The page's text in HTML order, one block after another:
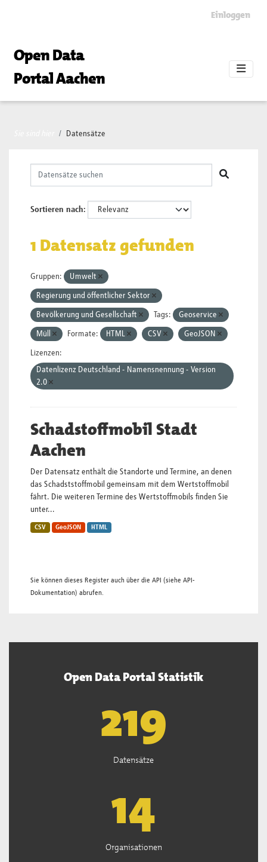
Einloggen
Open Data
Portal Aachen
Datensätze
Sortieren nach
1 Datensatz gefunden
Gruppen: Umwelt
Regierung und öffentlicher Sektor
Bevölkerung und Gesellschaft Tags: Geoservice
Müll Formate: HTML CSV GeoJSON
Lizenzen:
Datenlizenz Deutschland - Namensnennung - Version
2.0
Schadstoffmobil Stadt
Aachen
Der Datensatz enthält die Standorte und Termine, an denen
das Schadststoffmobil gemeinsam mit dem Wertstoffmobil
fährt. Die weiteren Termine des Wertstoffmobils finden Sie
unter...
CSV GeoJSON HTML
Sie können dieses Register auch über die API (siehe API-
Dokumentation) abrufen.
Open Data Portal Statistik
221
Datensätze
15
Organisationen